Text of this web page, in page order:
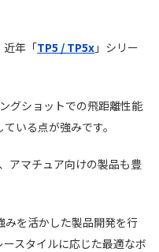
近年「TP5 / TP5x 」シリー
グショットでの飛距離性能
いる点が強みです。
アマチュア向けの製品も豊
みを活かした製品開発を行
スタイルに応じた最適なボ